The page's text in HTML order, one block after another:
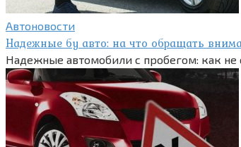
Автоновости
Надежные бу авто: на что обращать
Надежные автомобили с пробегом: как